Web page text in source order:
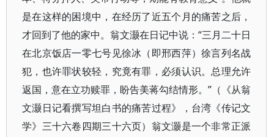
是在这样的困境中，在经历了近五个月的痛苦之后，
才回到了他的家中。翁文灏在日记中说：“三月二十日
在北京饭店一零七号见徐冰（即邢西萍）徐言列名战
犯，也许罪状较轻，究竟有罪，必须认识。总理允许
返国，意在立功赎罪，盼告美蒋勾结情形。”（《从翁
文灏日记看撰写坦白书的痛苦过程》，台湾《传记文
学》三十六卷四期三十六页）翁文灏是一个非常正派